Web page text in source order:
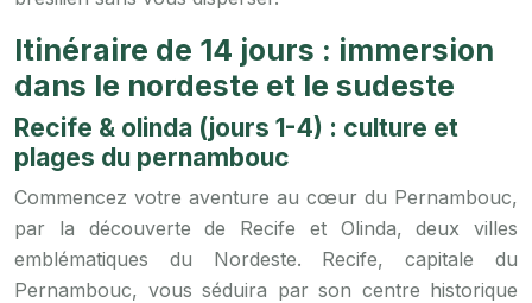
Itinéraire de 14 jours : immersion
dans le nordeste et le sudeste
Recife & olinda (jours 1-4) : culture et
plages du pernambouc
Commencez votre aventure au cœur du Pernambouc,
par la découverte de Recife et Olinda, deux villes
emblématiques du Nordeste. Recife, capitale du
Pernambouc, vous séduira par son centre historique